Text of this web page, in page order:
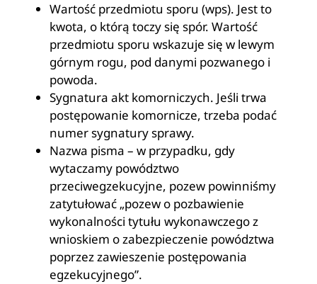
Wartość przedmiotu sporu (wps). Jest to
kwota, o którą toczy się spór. Wartość
przedmiotu sporu wskazuje się w lewym
górnym rogu, pod danymi pozwanego i
powoda.
Sygnatura akt komorniczych. Jeśli trwa
postępowanie komornicze, trzeba podać
numer sygnatury sprawy.
Nazwa pisma – w przypadku, gdy
wytaczamy powództwo
przeciwegzekucyjne, pozew powinniśmy
zatytułować „pozew o pozbawienie
wykonalności tytułu wykonawczego z
wnioskiem o zabezpieczenie powództwa
poprzez zawieszenie postępowania
egzekucyjnego”.